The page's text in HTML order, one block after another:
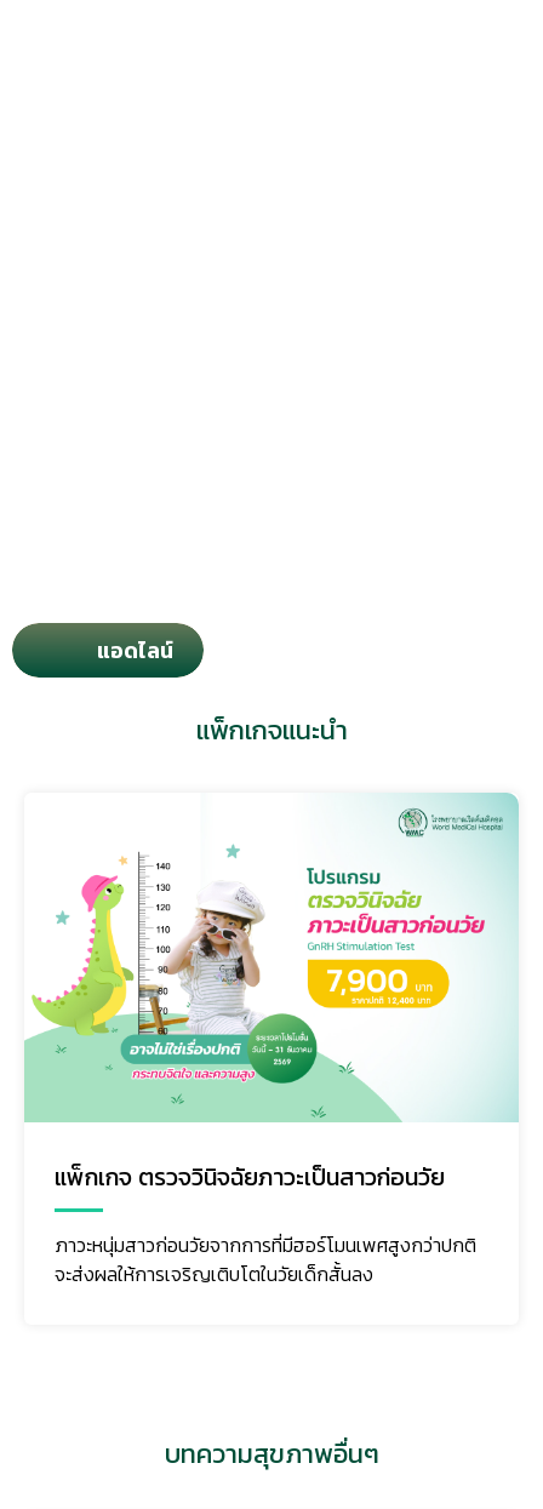
แอดไลน์
แพ็กเกจแนะนำ
แพ็กเกจ ตรวจวินิจฉัยภาวะเป็นสาวก่อนวัย
ภาวะหนุ่มสาวก่อนวัยจากการที่มีฮอร์โมนเพศสูงกว่าปกติ
จะส่งผลให้การเจริญเติบโตในวัยเด็กสั้นลง
บทความสุขภาพอื่นๆ